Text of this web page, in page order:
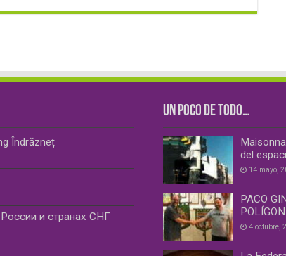
Îndrăzneț
и странах СНГ
UN POCO DE TODO…
del
14 mayo,
PACO
4 octubre,